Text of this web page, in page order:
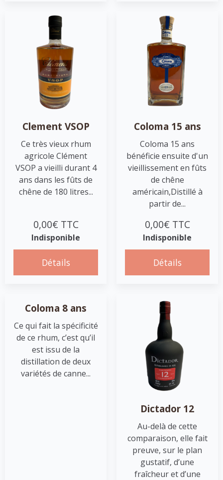
Clement VSOP
Ce très vieux rhum
agricole Clément
VSOP a vieilli durant 4
ans dans les fûts de
chêne de 180 litres...
0,00€ TTC
Indisponible
Détails
Coloma 15 ans
Coloma 15 ans
bénéficie ensuite d'un
vieillissement en fûts
de chêne
américain,Distillé à
partir de...
0,00€ TTC
Indisponible
Détails
Coloma 8 ans
Ce qui fait la spécificité
de ce rhum, c’est qu’il
est issu de la
distillation de deux
variétés de canne...
Dictador 12
Au-delà de cette
comparaison, elle fait
preuve, sur le plan
gustatif, d’une
fraîcheur et d’une